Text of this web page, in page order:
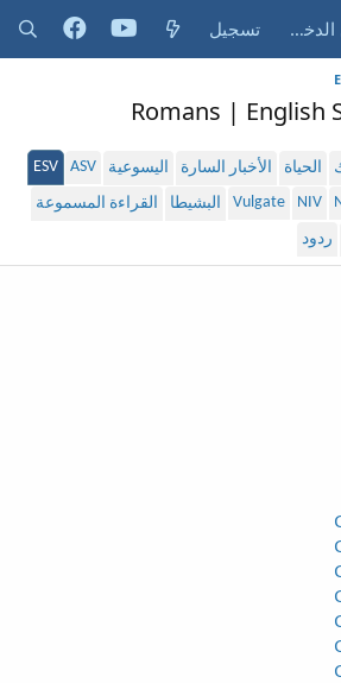
تسجيل الدخول تسجيل
Romans | English
الحياة الأخبار السارة اليسوعية ASV
ESV
NIV
Vulgate البشيطا
القراءة المسموعة
ردود